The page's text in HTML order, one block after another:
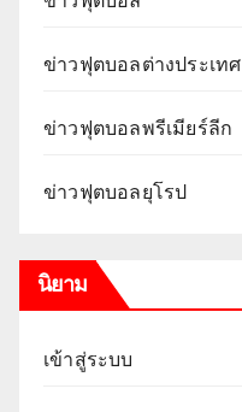
ข่าวฟุตบอลต่างประเทศ
ข่าวฟุตบอลพรีเมียร์ลีก
ข่าวฟุตบอลยุโรป
นิยาม
เข้าสู่ระบบ